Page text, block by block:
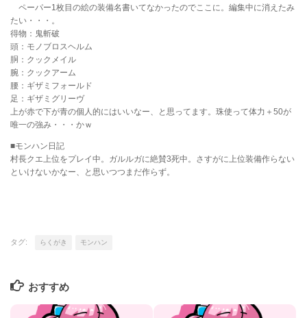
ペーパー1枚目の絵の装備名書いてなかったのでここに。編集中に消えたみ
たい・・・。
得物：鬼斬破
頭：モノブロスヘルム
胴：クックメイル
腕：クックアーム
腰：ギザミフォールド
足：ギザミグリーヴ
上が赤で下が青の個人的にはいいなー、と思ってます。珠使って体力＋50が
唯一の強み・・・かｗ
■モンハン日記
村長クエ上位をプレイ中。ガルルガに絶賛3死中。さすがに上位装備作らない
といけないかなー、と思いつつまだ作らず。
タグ: らくがき モンハン
おすすめ